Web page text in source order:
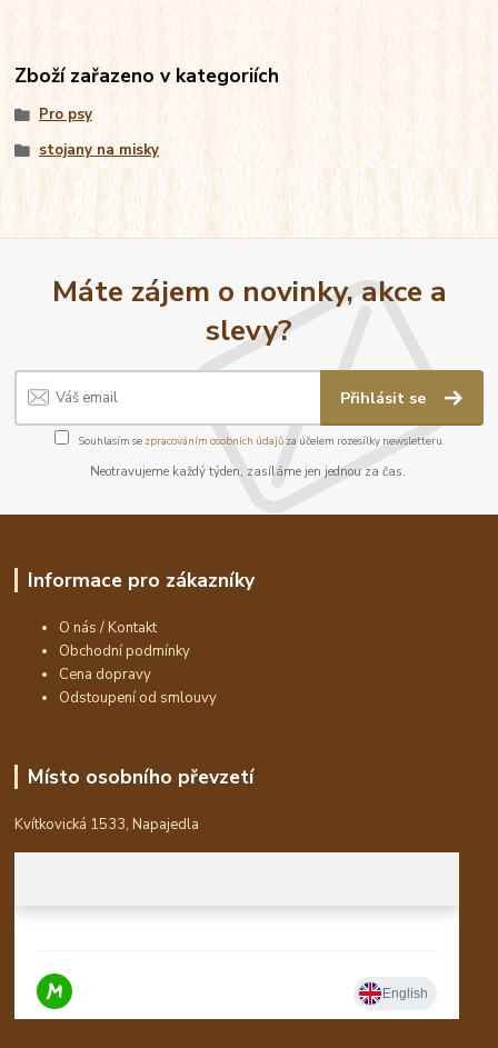
Zboží zařazeno v kategoriích
Pro psy
stojany na misky
Máte zájem o novinky, akce a
slevy?
Přihlásit se
Souhlasím se zpracováním osobních údajůza účelem rozesílky newsletteru.
Neotravujeme každý týden, zasíláme jen jednou za čas.
Informace pro zákazníky
O nás / Kontakt
Obchodní podmínky
Cena dopravy
Odstoupení od smlouvy
Místo osobního převzetí
Kvítkovická 1533, Napajedla